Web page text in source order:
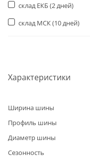
Характеристики
Ширина шины
Профиль шины
Диаметр шины
Сезонность
склад ЕКБ(2 дней)
склад МСК(10 дней)